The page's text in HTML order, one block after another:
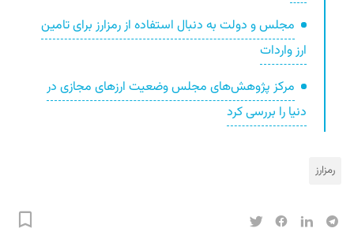
مجلس و دولت به دنبال استفاده از رمزارز برای تامین
ارز واردات
مرکز پژوهش‌های مجلس وضعیت ارزهای مجازی در
دنیا را بررسی کرد
رمزارز